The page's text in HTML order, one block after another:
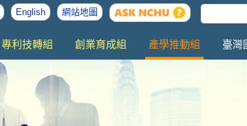
English 網站地圖
專利技轉組 創業育成組 產學推動組 臺灣